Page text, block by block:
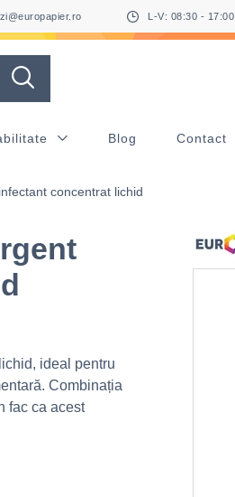
L-V: 08:30 - 17:00
Blog Contact
concentrat lichid
ideal pentru
Combinația
fac ca acest